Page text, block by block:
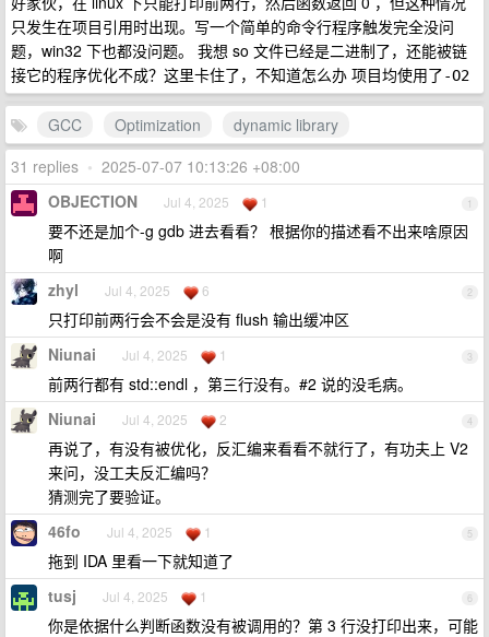
只发生在项目引用时出现。写一个简单的命令行程序触发完全没问
题，win32 下也都没问题。 我想 so 文件已经是二进制了，还能被链
接它的程序优化不成？这里卡住了，不知道怎么办 项目均使用了-O2
GCC Optimization
dynamic library
31 replies • 2025-07-07 10:13:26 +08:00
1
OBJECTION Jul 4, 2025 1
要不还是加个-g gdb 进去看看？ 根据你的描述看不出来啥原因
啊
2
zhyl Jul 4, 2025 6
只打印前两行会不会是没有 flush 输出缓冲区
3
Niunai Jul 4, 2025 1
前两行都有 std::endl ，第三行没有。#2 说的没毛病。
4
Niunai Jul 4, 2025 2
再说了，有没有被优化，反汇编来看看不就行了，有功夫上 V2
来问，没工夫反汇编吗？
猜测完了要验证。
5
46fo Jul 4, 2025 1
拖到 IDA 里看一下就知道了
6
tusj Jul 4, 2025 1
你是依据什么判断函数没有被调用的？第 3 行没打印出来，可能